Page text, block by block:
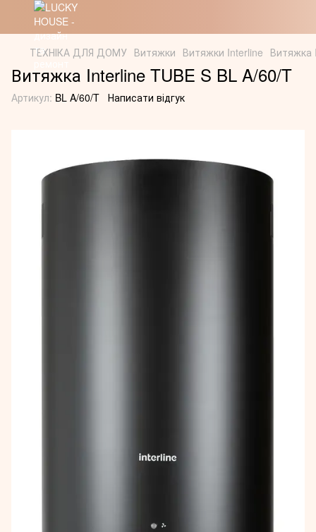
ТЕХНІКА ДЛЯ ДОМУ Витяжки Витяжки Interline Витяжка
Витяжка Interline TUBE S BL A/60/T
Артикул: BL A/60/T Написати відгук